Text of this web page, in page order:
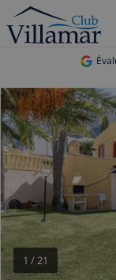
1 /21